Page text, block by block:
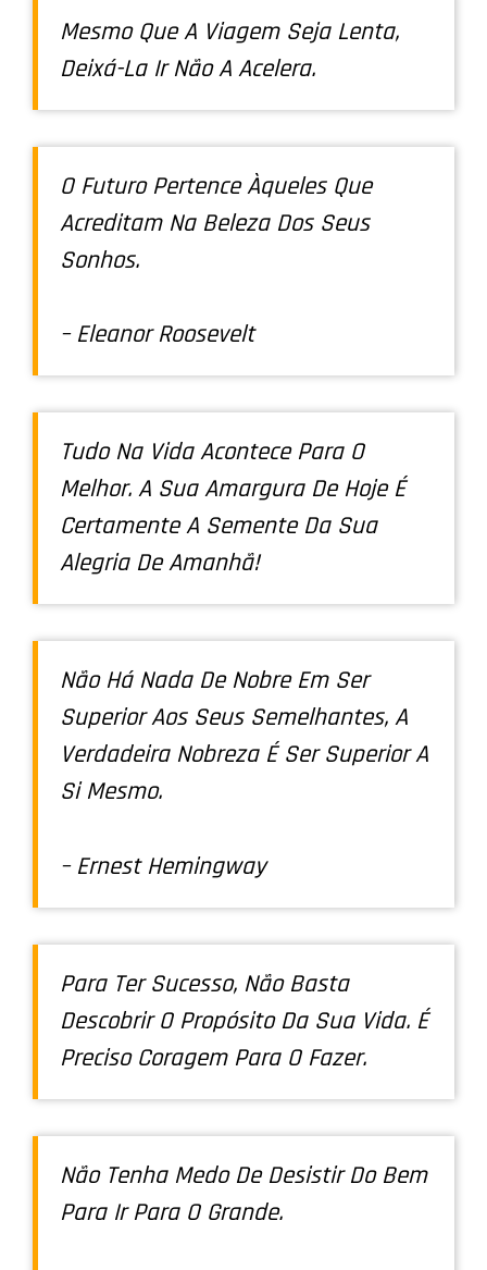
Mesmo Que A Viagem Seja Lenta,
Deixá-La Ir Não A Acelera.
O Futuro Pertence Àqueles Que
Acreditam Na Beleza Dos Seus
Sonhos.
– Eleanor Roosevelt
Tudo Na Vida Acontece Para O
Melhor. A Sua Amargura De Hoje É
Certamente A Semente Da Sua
Alegria De Amanhã!
Não Há Nada De Nobre Em Ser
Superior Aos Seus Semelhantes, A
Verdadeira Nobreza É Ser Superior A
Si Mesmo.
– Ernest Hemingway
Para Ter Sucesso, Não Basta
Descobrir O Propósito Da Sua Vida. É
Preciso Coragem Para O Fazer.
Não Tenha Medo De Desistir Do Bem
Para Ir Para O Grande.